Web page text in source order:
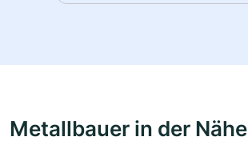
Metallbauer in der Nähe